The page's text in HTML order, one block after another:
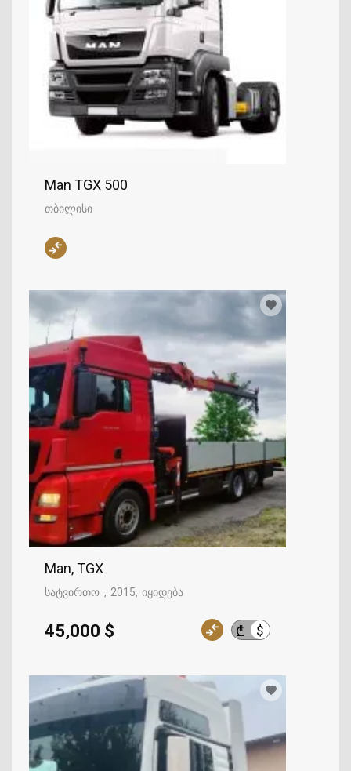
Man TGX 500
თბილისი
Man, TGX
სატვირთო 2015 იყიდება
₾ $
45,000 $